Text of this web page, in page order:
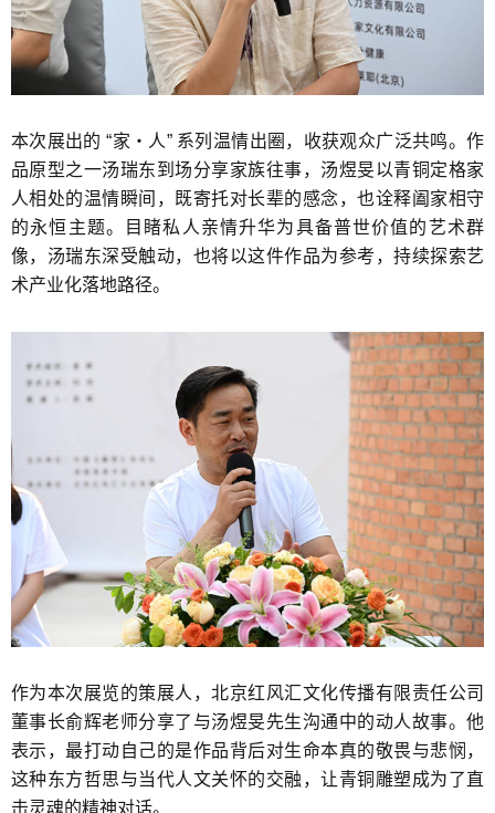
本次展出的 “家・人” 系列温情出圈，收获观众广泛共鸣。作
品原型之一汤瑞东到场分享家族往事，汤煜旻以青铜定格家
人相处的温情瞬间，既寄托对长辈的感念，也诠释阖家相守
的永恒主题。目睹私人亲情升华为具备普世价值的艺术群
像，汤瑞东深受触动，也将以这件作品为参考，持续探索艺
术产业化落地路径。
作为本次展览的策展人，北京红风汇文化传播有限责任公司
董事长俞辉老师分享了与汤煜旻先生沟通中的动人故事。他
表示，最打动自己的是作品背后对生命本真的敬畏与悲悯，
这种东方哲思与当代人文关怀的交融，让青铜雕塑成为了直
击灵魂的精神对话。